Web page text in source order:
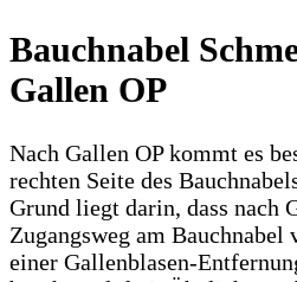
Bauchnabel
Gallen OP
Nach Gallen OP kommt es
rechten Seite des
Grund liegt darin, dass nach
Zugangsweg am
einer Gallenblasen-